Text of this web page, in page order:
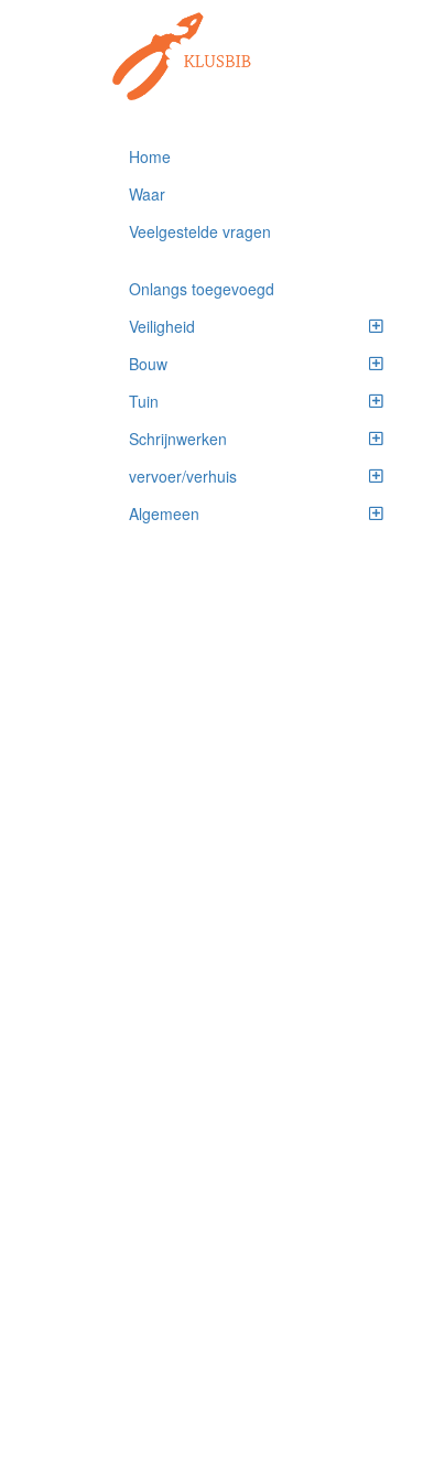
Home
Waar
Veelgestelde vragen
Onlangs toegevoegd
Veiligheid
Bouw
Tuin
Schrijnwerken
vervoer/verhuis
Algemeen